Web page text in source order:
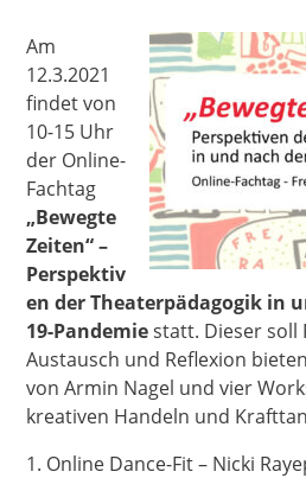
Am
12.3.2021
findet von
10-15 Uhr
der Online-
Fachtag
„Bewegte
Zeiten“ –
Perspektiv
en der Theaterpädagogik in
19-Pandemiestatt. Dieser soll
Austausch und Reflexion
von Armin Nagel und vier
kreativen Handeln und
1. Online Dance-Fit – Nicki